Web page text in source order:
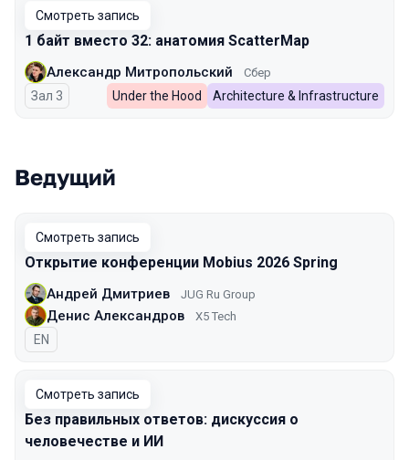
Смотреть запись
1 байт вместо 32: анатомия ScatterMap
Александр Митропольский Сбер
Зал 3 Under the Hood Architecture & Infrastructure
Ведущий
Смотреть запись
Открытие конференции Mobius 2026 Spring
Андрей Дмитриев JUG Ru Group
Денис Александров X5 Tech
На английском языке
EN
Смотреть запись
Без правильных ответов: дискуссия о
человечестве и ИИ